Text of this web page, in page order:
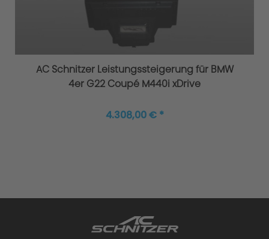
Original AC Schnitzer Sportfahrwerke
AC Schnitzer Leistungssteigerung für BMW
4er G22 Coupé M440i xDrive
4.308,00 € *